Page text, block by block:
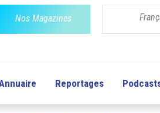
Nos Magazines
Reportages